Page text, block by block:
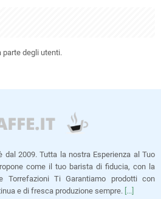
degli utenti.
2009. Tutta la nostra Esperienza al Tuo
come il tuo barista di fiducia, con la
Torrefazioni Ti Garantiamo prodotti con
e di fresca produzione sempre. [...]